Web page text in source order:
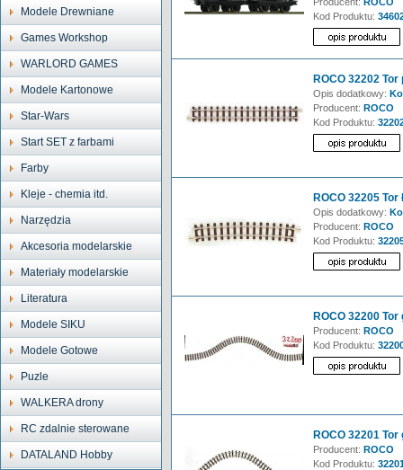
Modele Drewniane
Games Workshop
WARLORD GAMES
Modele Kartonowe
Star-Wars
Start SET z farbami
Farby
Kleje - chemia itd.
Narzędzia
Akcesoria modelarskie
Materiały modelarskie
Literatura
Modele SIKU
Modele Gotowe
Puzle
WALKERA drony
RC zdalnie sterowane
DATALAND Hobby
Kod Produktu:
ROCO 32202
Opis dodatkowy:
Producent: ROCO
Kod Produktu:
ROCO 32205 Tor
Opis dodatkowy:
Producent: ROCO
Kod Produktu:
ROCO 32200
Producent: ROCO
Kod Produktu:
ROCO 32201
Producent: ROCO
Kod Produktu: